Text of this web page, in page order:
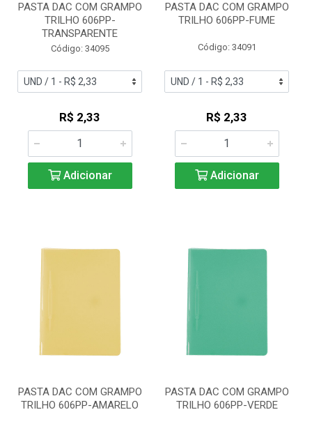
PASTA DAC COM GRAMPO
TRILHO 606PP-
TRANSPARENTE
Código: 34095
R$ 2,33
Adicionar
PASTA DAC COM GRAMPO
TRILHO 606PP-FUME
Código: 34091
R$ 2,33
Adicionar
PASTA DAC COM GRAMPO
TRILHO 606PP-AMARELO
PASTA DAC COM GRAMPO
TRILHO 606PP-VERDE